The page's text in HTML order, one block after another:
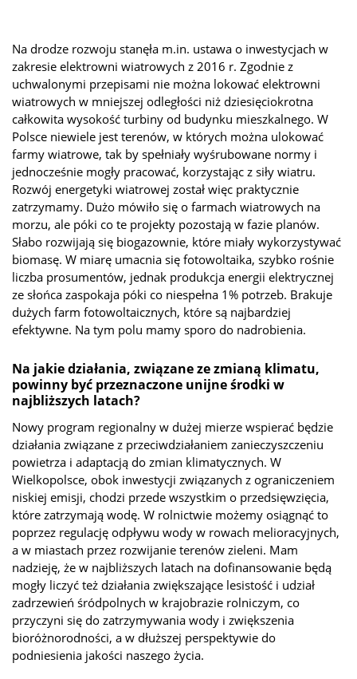
Na drodze rozwoju stanęła m.in. ustawa o inwestycjach w
zakresie elektrowni wiatrowych z 2016 r. Zgodnie z
uchwalonymi przepisami nie można lokować elektrowni
wiatrowych w mniejszej odległości niż dziesięciokrotna
całkowita wysokość turbiny od budynku mieszkalnego. W
Polsce niewiele jest terenów, w których można ulokować
farmy wiatrowe, tak by spełniały wyśrubowane normy i
jednocześnie mogły pracować, korzystając z siły wiatru.
Rozwój energetyki wiatrowej został więc praktycznie
zatrzymamy. Dużo mówiło się o farmach wiatrowych na
morzu, ale póki co te projekty pozostają w fazie planów.
Słabo rozwijają się biogazownie, które miały wykorzystywać
biomasę. W miarę umacnia się fotowoltaika, szybko rośnie
liczba prosumentów, jednak produkcja energii elektrycznej
ze słońca zaspokaja póki co niespełna 1% potrzeb. Brakuje
dużych farm fotowoltaicznych, które są najbardziej
efektywne. Na tym polu mamy sporo do nadrobienia.
Na jakie działania, związane ze zmianą klimatu,
powinny być przeznaczone unijne środki w
najbliższych latach?
Nowy program regionalny w dużej mierze wspierać będzie
działania związane z przeciwdziałaniem zanieczyszczeniu
powietrza i adaptacją do zmian klimatycznych. W
Wielkopolsce, obok inwestycji związanych z ograniczeniem
niskiej emisji, chodzi przede wszystkim o przedsięwzięcia,
które zatrzymają wodę. W rolnictwie możemy osiągnąć to
poprzez regulację odpływu wody w rowach melioracyjnych,
a w miastach przez rozwijanie terenów zieleni. Mam
nadzieję, że w najbliższych latach na dofinansowanie będą
mogły liczyć też działania zwiększające lesistość i udział
zadrzewień śródpolnych w krajobrazie rolniczym, co
przyczyni się do zatrzymywania wody i zwiększenia
bioróżnorodności, a w dłuższej perspektywie do
podniesienia jakości naszego życia.